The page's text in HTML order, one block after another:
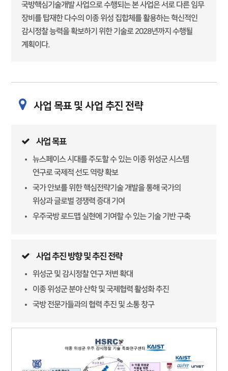
국방핵심기술개발 사업으로 수행되는 본 사업은 서로 다른 임무
장비를 탑재한 다수의 이종 위성 집합체를 활용하는 혁신적인
감시정찰 능력을 확보하기 위한 기술로 2028년까지 수행될
계획이다.
사업 목표 및 사업 추진 전략
사업 목표
뉴스페이스 시대를 주도할 수 있는 이종 위성군 시스템
연구로 국제적 선도 역량 확보
국가 안보를 위한 핵심전략기술 개발을 통해 국가의
위상과 글로벌 경쟁력 증대 기여
우주국방 로드맵 실현에 기여할 수 있는 기술 기반 구축
사업 추진 방향 및 추진 전략
위성군 및 감시정찰 연구 저변 확대
이종 위성군 분야 산학 및 국제협력 활성화 추진
국방 전문가들과의 협력 추진 및 소통 창구